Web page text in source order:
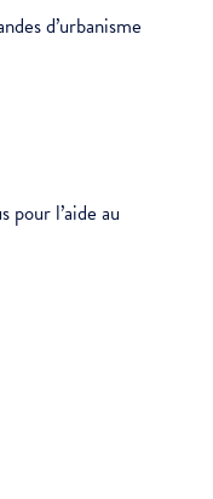
d’urbanisme
pour l’aide au